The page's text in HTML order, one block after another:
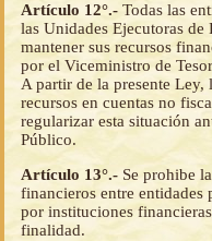
Artículo 12°.- Todas las
las Unidades Ejecutoras
mantener sus recursos
por el Viceministro de
A partir de la presente Ley,
recursos en cuentas no
regularizar esta situación
Público.
Artículo 13°.- Se prohibe
financieros entre entidades
por instituciones
finalidad.